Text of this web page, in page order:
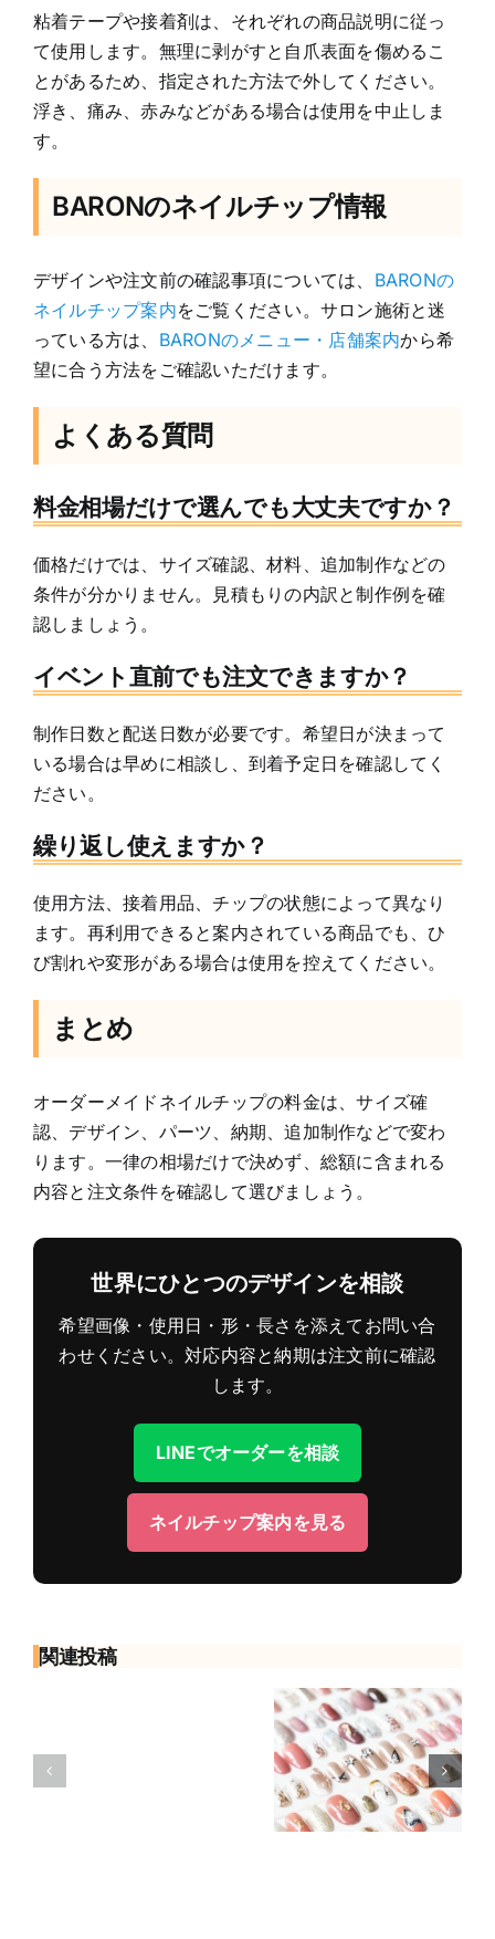
粘着テープや接着剤は、それぞれの商品説明に従っ
て使用します。無理に剥がすと自爪表面を傷めるこ
とがあるため、指定された方法で外してください。
浮き、痛み、赤みなどがある場合は使用を中止しま
す。
BARONのネイルチップ情報
デザインや注文前の確認事項については、 BARONの
ネイルチップ案内をご覧ください。サロン施術と迷
っている方は、 BARONのメニュー・店舗案内から希
望に合う方法をご確認いただけます。
よくある質問
料金相場だけで選んでも大丈夫ですか？
価格だけでは、サイズ確認、材料、追加制作などの
条件が分かりません。見積もりの内訳と制作例を確
認しましょう。
イベント直前でも注文できますか？
制作日数と配送日数が必要です。希望日が決まって
いる場合は早めに相談し、到着予定日を確認してく
ださい。
繰り返し使えますか？
使用方法、接着用品、チップの状態によって異なり
ます。再利用できると案内されている商品でも、ひ
び割れや変形がある場合は使用を控えてください。
まとめ
オーダーメイドネイルチップの料金は、サイズ確
認、デザイン、パーツ、納期、追加制作などで変わ
ります。一律の相場だけで決めず、総額に含まれる
内容と注文条件を確認して選びましょう。
世界にひとつのデザインを相談
希望画像・使用日・形・長さを添えてお問い合
わせください。対応内容と納期は注文前に確認
します。
LINEでオーダーを相談
ネイルチップ案内を見る
関連投稿
イ
チ
サ
ネイルチップ
とは？種類・
選び方・メリ
ットと注意点
を解説